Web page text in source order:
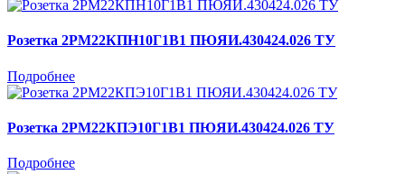
Розетка 2РМ22КПН10Г1В1 ПЮЯИ.430424.026 ТУ
Подробнее
Розетка 2РМ22КПЭ10Г1В1 ПЮЯИ.430424.026 ТУ
Подробнее